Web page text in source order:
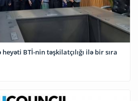
BTİ-nin təşkilatçılığı ilə bir sıra